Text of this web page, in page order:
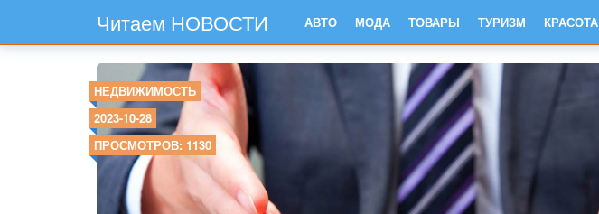
Читаем НОВОСТИ АВТО МОДА ТОВАРЫ ТУРИЗМ КРАСОТА
НЕДВИЖИМОСТЬ
2023-10-28
ПРОСМОТРОВ: 1130